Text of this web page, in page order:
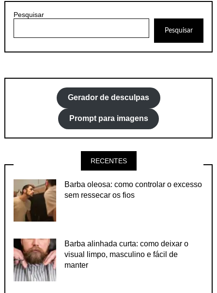
Pesquisar
Pesquisar
Gerador de desculpas
Prompt para imagens
RECENTES
Barba oleosa: como controlar o excesso
sem ressecar os fios
Barba alinhada curta: como deixar o
visual limpo, masculino e fácil de
manter